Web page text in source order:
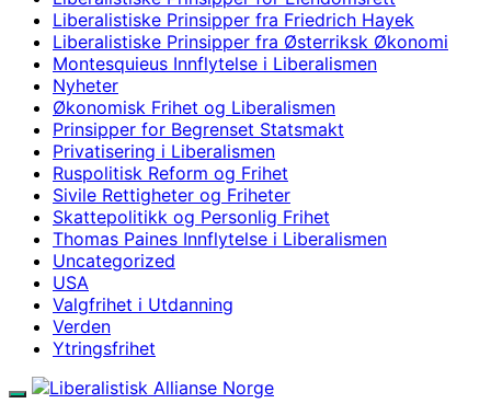
Liberalistiske Prinsipper fra Friedrich Hayek
Liberalistiske Prinsipper fra Østerriksk Økonomi
Montesquieus Innflytelse i Liberalismen
Nyheter
Økonomisk Frihet og Liberalismen
Prinsipper for Begrenset Statsmakt
Privatisering i Liberalismen
Ruspolitisk Reform og Frihet
Sivile Rettigheter og Friheter
Skattepolitikk og Personlig Frihet
Thomas Paines Innflytelse i Liberalismen
Uncategorized
USA
Valgfrihet i Utdanning
Verden
Ytringsfrihet